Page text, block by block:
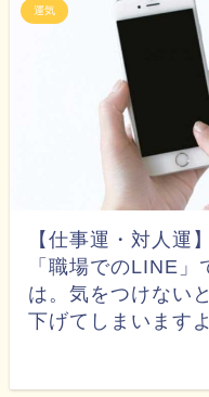
運気
【仕事運・対人運
「職場でのLINE」
は。気をつけない
下げてしまいますよ